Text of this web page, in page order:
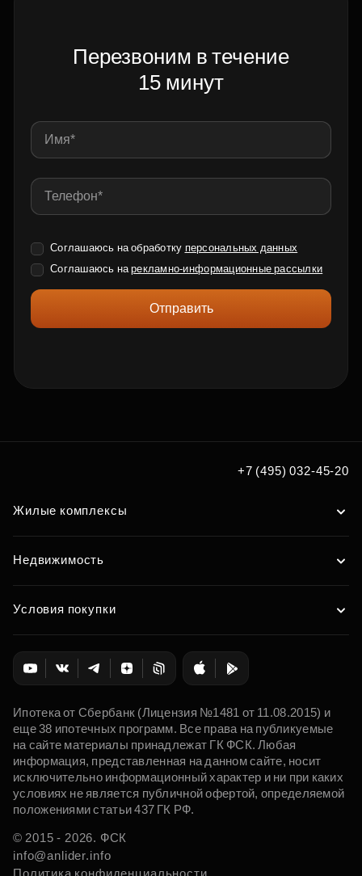
Перезвоним в течение
15 минут
Соглашаюсь на обработку персональных данных
Соглашаюсь нарекламно-информационные рассылки
Отправить
+7 (495) 032-45-20
Жилые комплексы
Недвижимость
Условия покупки
Ипотека от Сбербанк (Лицензия №1481 от 11.08.2015) и
еще 38 ипотечных программ. Все права на публикуемые
на сайте материалы принадлежат ГК ФСК. Любая
информация, представленная на данном сайте, носит
исключительно информационный характер и ни при каких
условиях не является публичной офертой, определяемой
положениями статьи 437 ГК РФ.
© 2015 - 2026. ФСК
info@anlider.info
Политика конфиденциальности